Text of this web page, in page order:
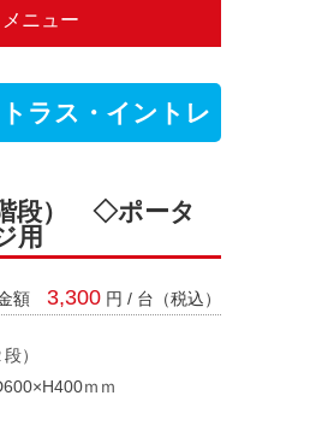
メニュー
ラス・イントレ
段） ◇ポータ
用
額 3,300 円 / 台（税込）
）
ｍｍ